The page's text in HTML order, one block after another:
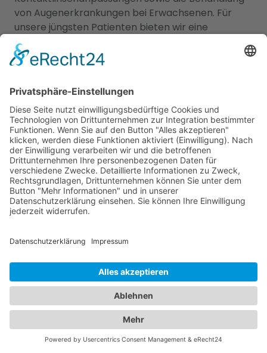
von Augenerkrankungen bei Erwachsenen. Für
unsere jüngsten Patienten bieten wir eine
sorgfältig ausgewählte Liste von Kinderärzten, die
sich auf die einzigartigen Bedürfnisse von Kindern
spezialisiert haben. Diese Ärzte bieten
Vorsorgeuntersuchungen, Impfungen,
Behandlungen von Kinderkrankheiten und eine
einfühlsame Betreuung an, um sicherzustellen,
dass Ihre Kinder gesund und glücklich aufwachsen.
Verlassen Sie sich auf unser Branchenportal, um
den besten Augenarzt undKinderarzt Bötzingen
finden. Sorgen Sie für die Gesundheit Ihrer Augen
und die Ihrer Familie, indem Sie sich auf die
Fachkompetenz und Erfahrung unserer Ärzte
verlassen.
Jetzt Augenarzt finden!